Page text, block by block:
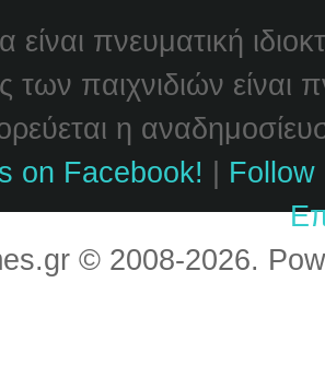
είναι πνευματική
των παιχνιδιών
η
on Facebook!
Follow
© 2008-2026.